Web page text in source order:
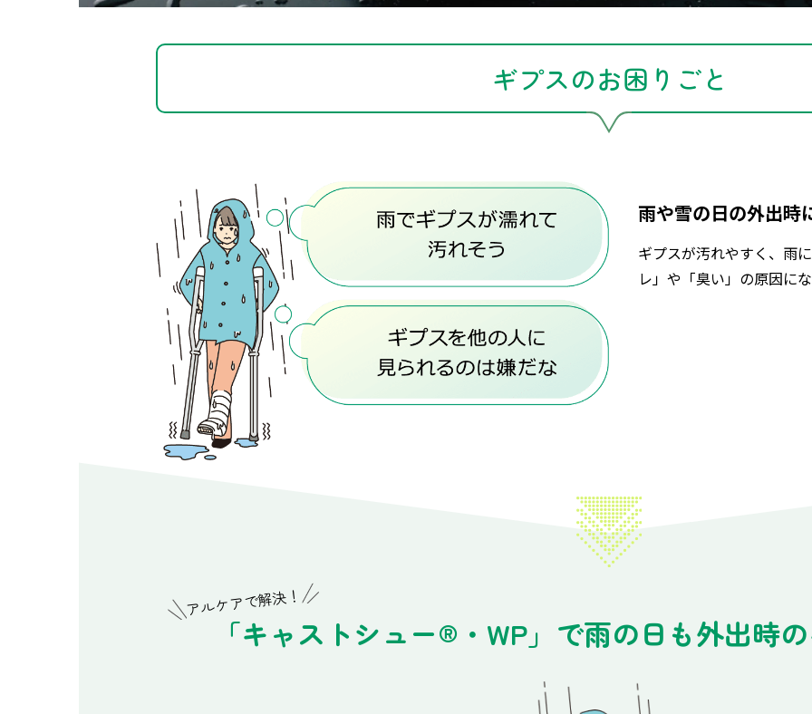
ギプスのお困りごと
雨や雪の日の外出
ギプスが汚れやすく、雨
レ」や「臭い」の原因に
アルケアで解決！
「キャストシュー®・WP」で雨の日も外出時